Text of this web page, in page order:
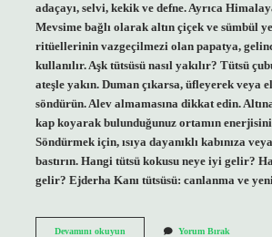
adaçayı, selvi, kekik ve defne. Ayrıca
Mevsime bağlı olarak altın çiçek ve sümbül
ritüellerinin vazgeçilmezi olan papatya,
kullanılır. Aşk tütsüsü nasıl yakılır? Tütsü
ateşle yakın. Duman çıkarsa, üfleyerek veya
söndürün. Alev almamasına dikkat edin.
kap koyarak bulunduğunuz ortamın
Söndürmek için, ısıya dayanıklı kabınıza
bastırın. Hangi tütsü kokusu neye iyi gelir?
gelir? Ejderha Kanı tütsüsü: canlanma ve
Devamını okuyunAşk
Yorum Bırak